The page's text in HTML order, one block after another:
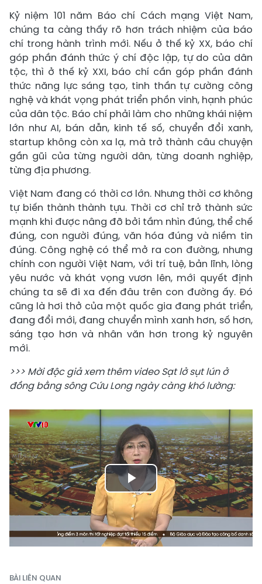
Kỷ niệm 101 năm Báo chí Cách mạng Việt Nam,
chúng ta càng thấy rõ hơn trách nhiệm của báo
chí trong hành trình mới. Nếu ở thế kỷ XX, báo chí
góp phần đánh thức ý chí độc lập, tự do của dân
tộc, thì ở thế kỷ XXI, báo chí cần góp phần đánh
thức năng lực sáng tạo, tinh thần tự cường công
nghệ và khát vọng phát triển phồn vinh, hạnh phúc
của dân tộc. Báo chí phải làm cho những khái niệm
lớn như AI, bán dẫn, kinh tế số, chuyển đổi xanh,
startup không còn xa lạ, mà trở thành câu chuyện
gần gũi của từng người dân, từng doanh nghiệp,
từng địa phương.
Việt Nam đang có thời cơ lớn. Nhưng thời cơ không
tự biến thành thành tựu. Thời cơ chỉ trở thành sức
mạnh khi được nâng đỡ bởi tầm nhìn đúng, thể chế
đúng, con người đúng, văn hóa đúng và niềm tin
đúng. Công nghệ có thể mở ra con đường, nhưng
chính con người Việt Nam, với trí tuệ, bản lĩnh, lòng
yêu nước và khát vọng vươn lên, mới quyết định
chúng ta sẽ đi xa đến đâu trên con đường ấy. Đó
cũng là hơi thở của một quốc gia đang phát triển,
đang đổi mới, đang chuyển mình xanh hơn, số hơn,
sáng tạo hơn và nhân văn hơn trong kỷ nguyên
mới.
>>> Mời độc giả xem thêm video Sạt lở sụt lún ở
đồng bằng sông Cứu Long ngày càng khó lường:
Play
Video
BÀI LIÊN QUAN